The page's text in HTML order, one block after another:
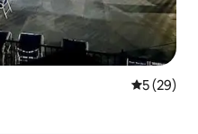
平均评分
5 (29)